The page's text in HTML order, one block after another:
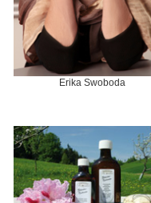
Erika Swoboda